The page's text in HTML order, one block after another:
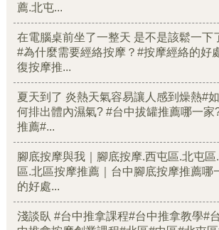
薦.北屯...
在電腦桌前坐了一整天 是不是該鬆一下
#為什麼需要經絡按摩？#按摩經絡的好
復按摩推...
夏天到了 炎熱天氣容易讓人感到燥熱#如
何排出體內濕氣? #台中拔罐推薦哪一家
推薦#...
腳底按摩與我｜腳底按摩.西屯區.北屯區
區.北區按摩推薦｜台中腳底按摩推薦哪
的好處...
淺談臥 #台中推拿課程#台中推拿教學#台